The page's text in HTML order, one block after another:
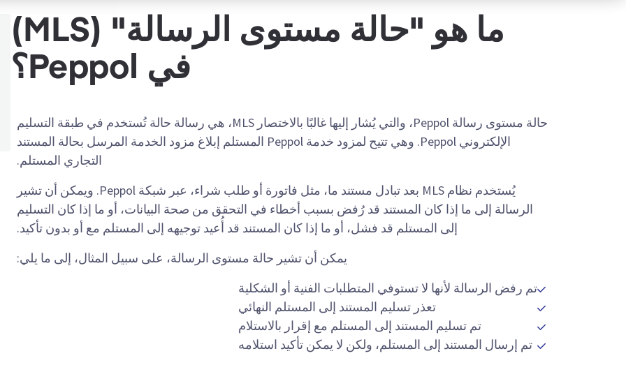
ما هو "حالة مستوى الرسالة" (MLS)
في Peppol؟
حالة مستوى رسالة Peppol، والتي يُشار إليها غالبًا بالاختصار MLS، هي رسالة حالة تُستخدم في طبقة التسليم
الإلكتروني Peppol. وهي تتيح لمزود خدمة Peppol المستلم إبلاغ مزود الخدمة المرسل بحالة المستند
التجاري المستلم.
يُستخدم نظام MLS بعد تبادل مستند ما، مثل فاتورة أو طلب شراء، عبر شبكة Peppol. ويمكن أن تشير
الرسالة إلى ما إذا كان المستند قد رُفض بسبب أخطاء في التحقق من صحة البيانات، أو ما إذا كان التسليم
إلى المستلم قد فشل، أو ما إذا كان المستند قد أُعيد توجيهه إلى المستلم مع أو بدون تأكيد.
يمكن أن تشير حالة مستوى الرسالة، على سبيل المثال، إلى ما يلي:
تم رفض الرسالة لأنها لا تستوفي المتطلبات الفنية أو الشكلية
تعذر تسليم المستند إلى المستلم النهائي
تم تسليم المستند إلى المستلم مع إقرار بالاستلام
تم إرسال المستند إلى المستلم، ولكن لا يمكن تأكيد استلامه